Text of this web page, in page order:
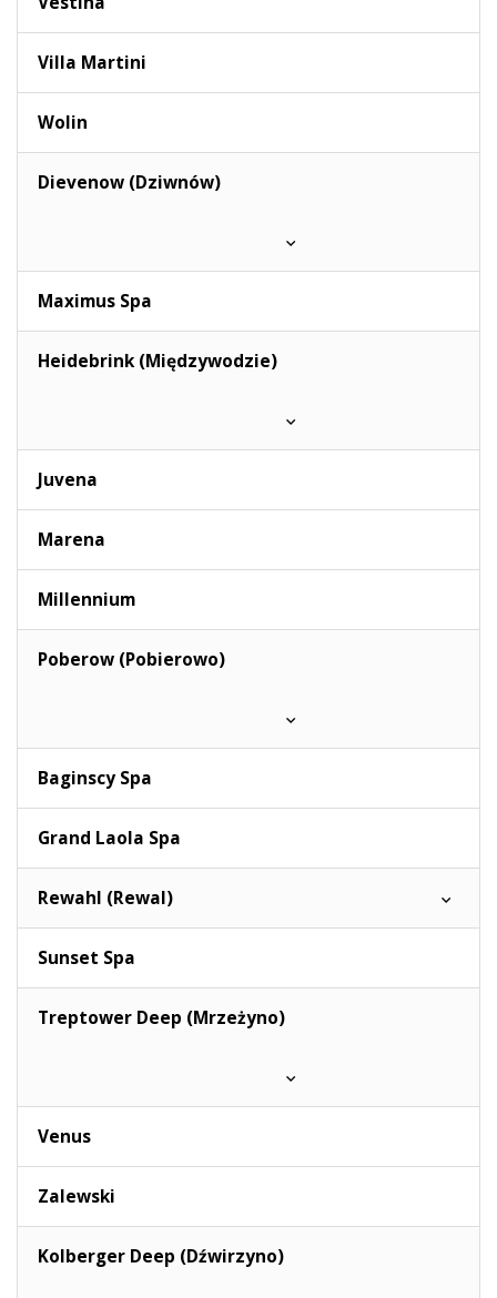
Villa Martini
Wolin
Dievenow (Dziwnów)
Maximus Spa
Heidebrink (Międzywodzie)
Juvena
Marena
Millennium
Poberow (Pobierowo)
Baginscy Spa
Grand Laola Spa
Rewahl (Rewal)
Sunset Spa
Treptower Deep (Mrzeżyno)
Venus
Zalewski
Kolberger Deep (Dźwirzyno)